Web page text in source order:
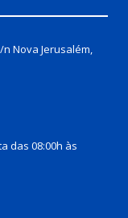
Nova Jerusalém,
das 08:00h às